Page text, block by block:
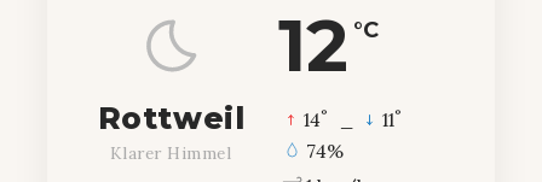
12 °C
Rottweil
Klarer Himmel
14° 11°
74%